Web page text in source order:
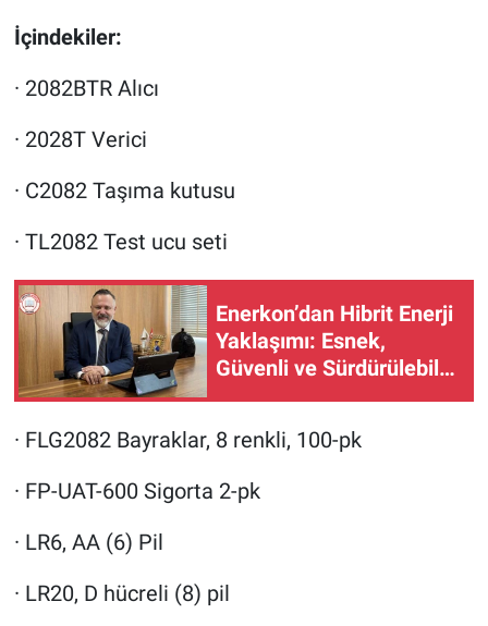
İçindekiler:
· 2082BTR Alıcı
· 2028T Verici
· C2082 Taşıma kutusu
· TL2082 Test ucu seti
Enerkon’dan Hibrit Enerji
Yaklaşımı: Esnek,
Güvenli ve Sürdürülebilir
Üretim
· FLG2082 Bayraklar, 8 renkli, 100-pk
· FP-UAT-600 Sigorta 2-pk
· LR6, AA (6) Pil
· LR20, D hücreli (8) pil